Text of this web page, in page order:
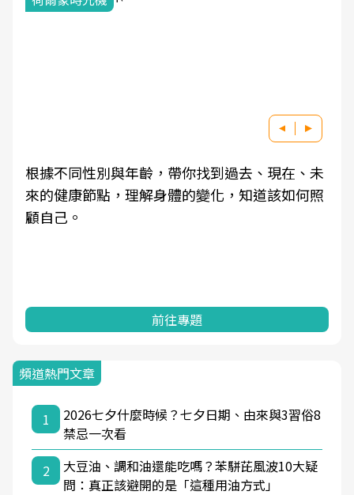
根據不同性別與年齡，帶你找到過去、現在、未
來的健康節點，理解身體的變化，知道該如何照
顧自己。
前往專題
頻道熱門文章
1
2026七夕什麼時候？七夕日期、由來與3習俗8
禁忌一次看
2
大豆油、調和油還能吃嗎？苯駢芘風波10大疑
問：真正該避開的是「這種用油方式」